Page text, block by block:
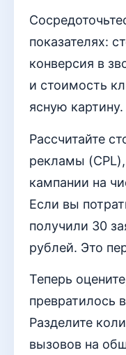
показателях:
конверсия в
и стоимость
ясную картину.
Рассчитайте
рекламы
кампании на
Если вы
получили 30
рублей. Это
Теперь
превратилось
Разделите
вызовов на